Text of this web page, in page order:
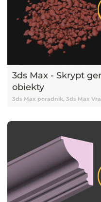
3ds Max - Skrypt
obiekty